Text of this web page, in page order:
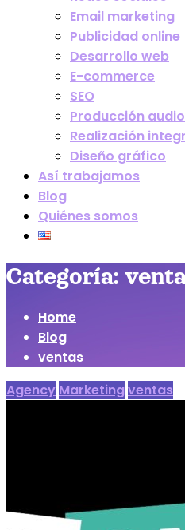
Email marketing
Publicidad online
Desarrollo web
E-commerce
SEO
Producción
Realización
Diseño gráfico
Así trabajamos
Blog
Quiénes somos
Categoría:
Home
Blog
ventas
Agency Marketingventas